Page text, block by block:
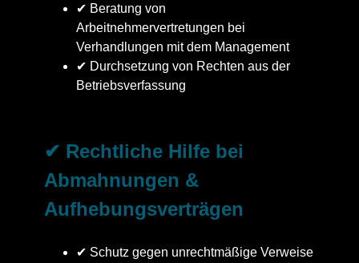
✔ Beratung von
Arbeitnehmervertretungen bei
Verhandlungen mit dem Management
✔ Durchsetzung von Rechten aus der
Betriebsverfassung
✔ Rechtliche Hilfe bei
Abmahnungen &
Aufhebungsverträgen
✔ Schutz gegen unrechtmäßige Verweise